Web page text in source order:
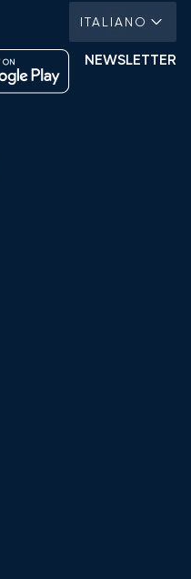
ITALIANO
NEWSLETTER